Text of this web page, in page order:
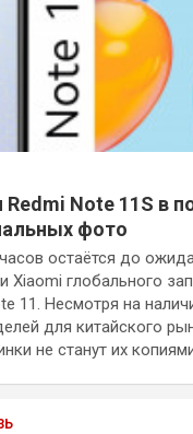
Redmi Note 11S в
фото
остаётся до
Xiaomi глобального
11. Несмотря на
для китайского
не станут их